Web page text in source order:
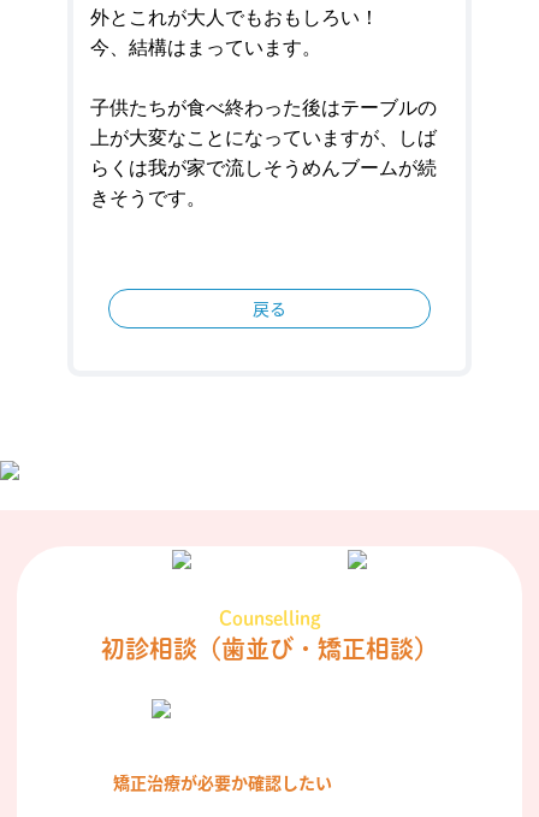
外とこれが大人でもおもしろい！
今、結構はまっています。
子供たちが食べ終わった後はテーブルの
上が大変なことになっていますが、しば
らくは我が家で流しそうめんブームが続
きそうです。
戻る
Counselling
初診相談 （歯並び・矯正相談）
矯正治療が必要か確認したい